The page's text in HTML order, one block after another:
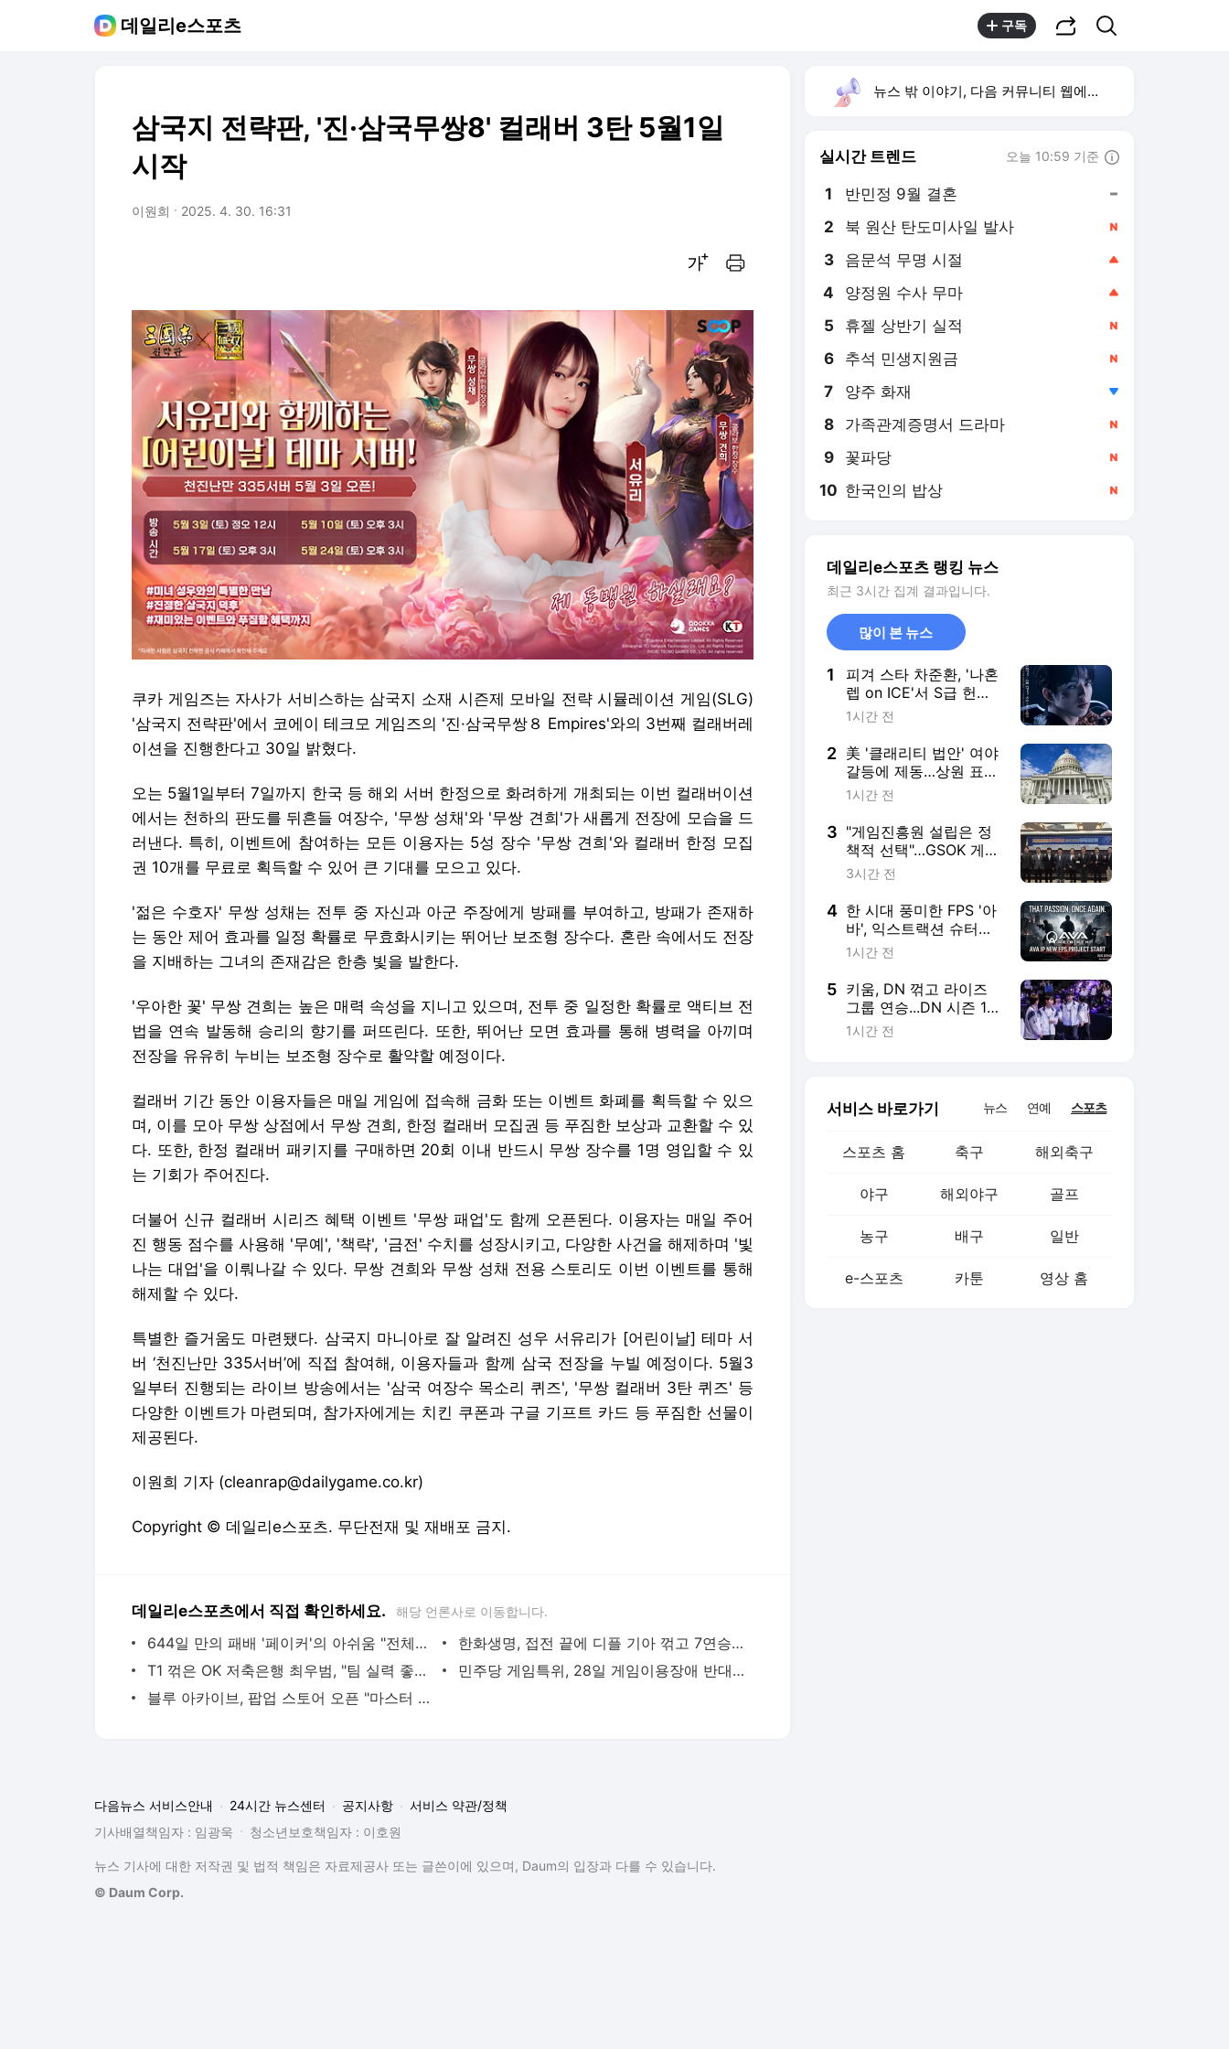
데일리e스포츠 구독
삼국지 전략판, '진·삼국무쌍8' 컬래버 3탄 5월1일
시작
이원희 2025. 4. 30. 16:31
쿠카 게임즈는 자사가 서비스하는 삼국지 소재 시즌제 모바일 전략 시뮬레이션 게임(SLG)
'삼국지 전략판'에서 코에이 테크모 게임즈의 '진·삼국무쌍８ Empires'와의 3번째 컬래버레
이션을 진행한다고 30일 밝혔다.
오는 5월1일부터 7일까지 한국 등 해외 서버 한정으로 화려하게 개최되는 이번 컬래버이션
에서는 천하의 판도를 뒤흔들 여장수, '무쌍 성채'와 '무쌍 견희'가 새롭게 전장에 모습을 드
러낸다. 특히, 이벤트에 참여하는 모든 이용자는 5성 장수 '무쌍 견희'와 컬래버 한정 모집
권 10개를 무료로 획득할 수 있어 큰 기대를 모으고 있다.
'젊은 수호자' 무쌍 성채는 전투 중 자신과 아군 주장에게 방패를 부여하고, 방패가 존재하
는 동안 제어 효과를 일정 확률로 무효화시키는 뛰어난 보조형 장수다. 혼란 속에서도 전장
을 지배하는 그녀의 존재감은 한층 빛을 발한다.
'우아한 꽃' 무쌍 견희는 높은 매력 속성을 지니고 있으며, 전투 중 일정한 확률로 액티브 전
법을 연속 발동해 승리의 향기를 퍼뜨린다. 또한, 뛰어난 모면 효과를 통해 병력을 아끼며
전장을 유유히 누비는 보조형 장수로 활약할 예정이다.
컬래버 기간 동안 이용자들은 매일 게임에 접속해 금화 또는 이벤트 화폐를 획득할 수 있으
며, 이를 모아 무쌍 상점에서 무쌍 견희, 한정 컬래버 모집권 등 푸짐한 보상과 교환할 수 있
다. 또한, 한정 컬래버 패키지를 구매하면 20회 이내 반드시 무쌍 장수를 1명 영입할 수 있
는 기회가 주어진다.
더불어 신규 컬래버 시리즈 혜택 이벤트 '무쌍 패업'도 함께 오픈된다. 이용자는 매일 주어
진 행동 점수를 사용해 '무예', '책략', '금전' 수치를 성장시키고, 다양한 사건을 해제하며 '빛
나는 대업'을 이뤄나갈 수 있다. 무쌍 견희와 무쌍 성채 전용 스토리도 이번 이벤트를 통해
해제할 수 있다.
특별한 즐거움도 마련됐다. 삼국지 마니아로 잘 알려진 성우 서유리가 [어린이날] 테마 서
버 ‘천진난만 335서버’에 직접 참여해, 이용자들과 함께 삼국 전장을 누빌 예정이다. 5월3
일부터 진행되는 라이브 방송에서는 '삼국 여장수 목소리 퀴즈', '무쌍 컬래버 3탄 퀴즈' 등
다양한 이벤트가 마련되며, 참가자에게는 치킨 쿠폰과 구글 기프트 카드 등 푸짐한 선물이
제공된다.
이원희 기자 (cleanrap@dailygame.co.kr)
Copyright © 데일리e스포츠. 무단전재 및 재배포 금지.
데일리e스포츠에서 직접 확인하세요. 해당 언론사로 이동합니다.
644일 만의 패배 '페이커'의 아쉬움 "전체적으로 좋지 않아"
한화생명, 접전 끝에 디플 기아 꺾고 7연승 질주
T1 꺾은 OK 저축은행 최우범, "팀 실력 좋아지는 걸 보여줘 행복"
민주당 게임특위, 28일 게임이용장애 반대 정책 토론회 개최
블루 아카이브, 팝업 스토어 오픈 "마스터 시바의 라멘 맛 볼래?"
뉴스 밖 이야기, 다음 커뮤니티 웹에서 보기
실시간 트렌드 오늘 10:59 기준
1 반민정 9월 결혼
2 북 원산 탄도미사일 발사
3 음문석 무명 시절
4 양정원 수사 무마
5 휴젤 상반기 실적
6 추석 민생지원금
7 양주 화재
8 가족관계증명서 드라마
9 꽃파당
10 한국인의 밥상
데일리e스포츠 랭킹 뉴스
최근 3시간 집계 결과입니다.
많이 본 뉴스
1
피겨 스타 차준환, '나혼
렙 on ICE'서 S급 헌터
성진우로 변신
1시간 전
2 美 '클래리티 법안' 여야
갈등에 제동…상원 표결
일정 불투명
1시간 전
3 "게임진흥원 설립은 정
책적 선택"…GSOK 게임
법 전부개정안 포럼서
3시간 전
4 한 시대 풍미한 FPS '아
바', 익스트랙션 슈터로
돌아온다
1시간 전
5 키움, DN 꺾고 라이즈
그룹 연승...DN 시즌 19
패
1시간 전
서비스 바로가기 뉴스 연예 스포츠
스포츠 홈 축구 해외축구
야구 해외야구 골프
농구 배구 일반
e-스포츠 카툰 영상 홈
다음뉴스 서비스안내 24시간 뉴스센터 공지사항
서비스 약관/정책
기사배열책임자 : 임광욱
청소년보호책임자 : 이호원
뉴스 기사에 대한 저작권 및 법적 책임은 자료제공사 또는 글쓴이에 있으며, Daum의 입장과 다를 수 있습니다.
© Daum Corp.